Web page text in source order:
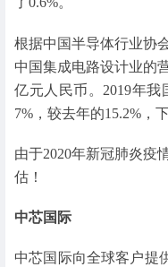
根据中国半导体行业协
中国集成电路设计业的
亿元人民币。2019年
7%，较去年的15.2%，
由于2020年新冠肺炎疫
估！
中芯国际
中芯国际向全球客户提